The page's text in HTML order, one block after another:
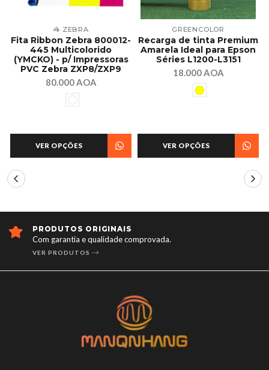
🦓 ZEBRA
Fita Ribbon Zebra 800012-
445 Multicolorido
(YMCKO) - p/ Impressoras
PVC Zebra ZXP8/ZXP9
80.000 AOA
VER OPÇÕES
GREENCOLOR
Recarga de tinta Premium
Amarela Ideal para Epson
Séries L1200-L3151
18.000 AOA
VER OPÇÕES
PRODUTOS ORIGINAIS
Com garantia e qualidade comprovada.
VER PRODUTOS